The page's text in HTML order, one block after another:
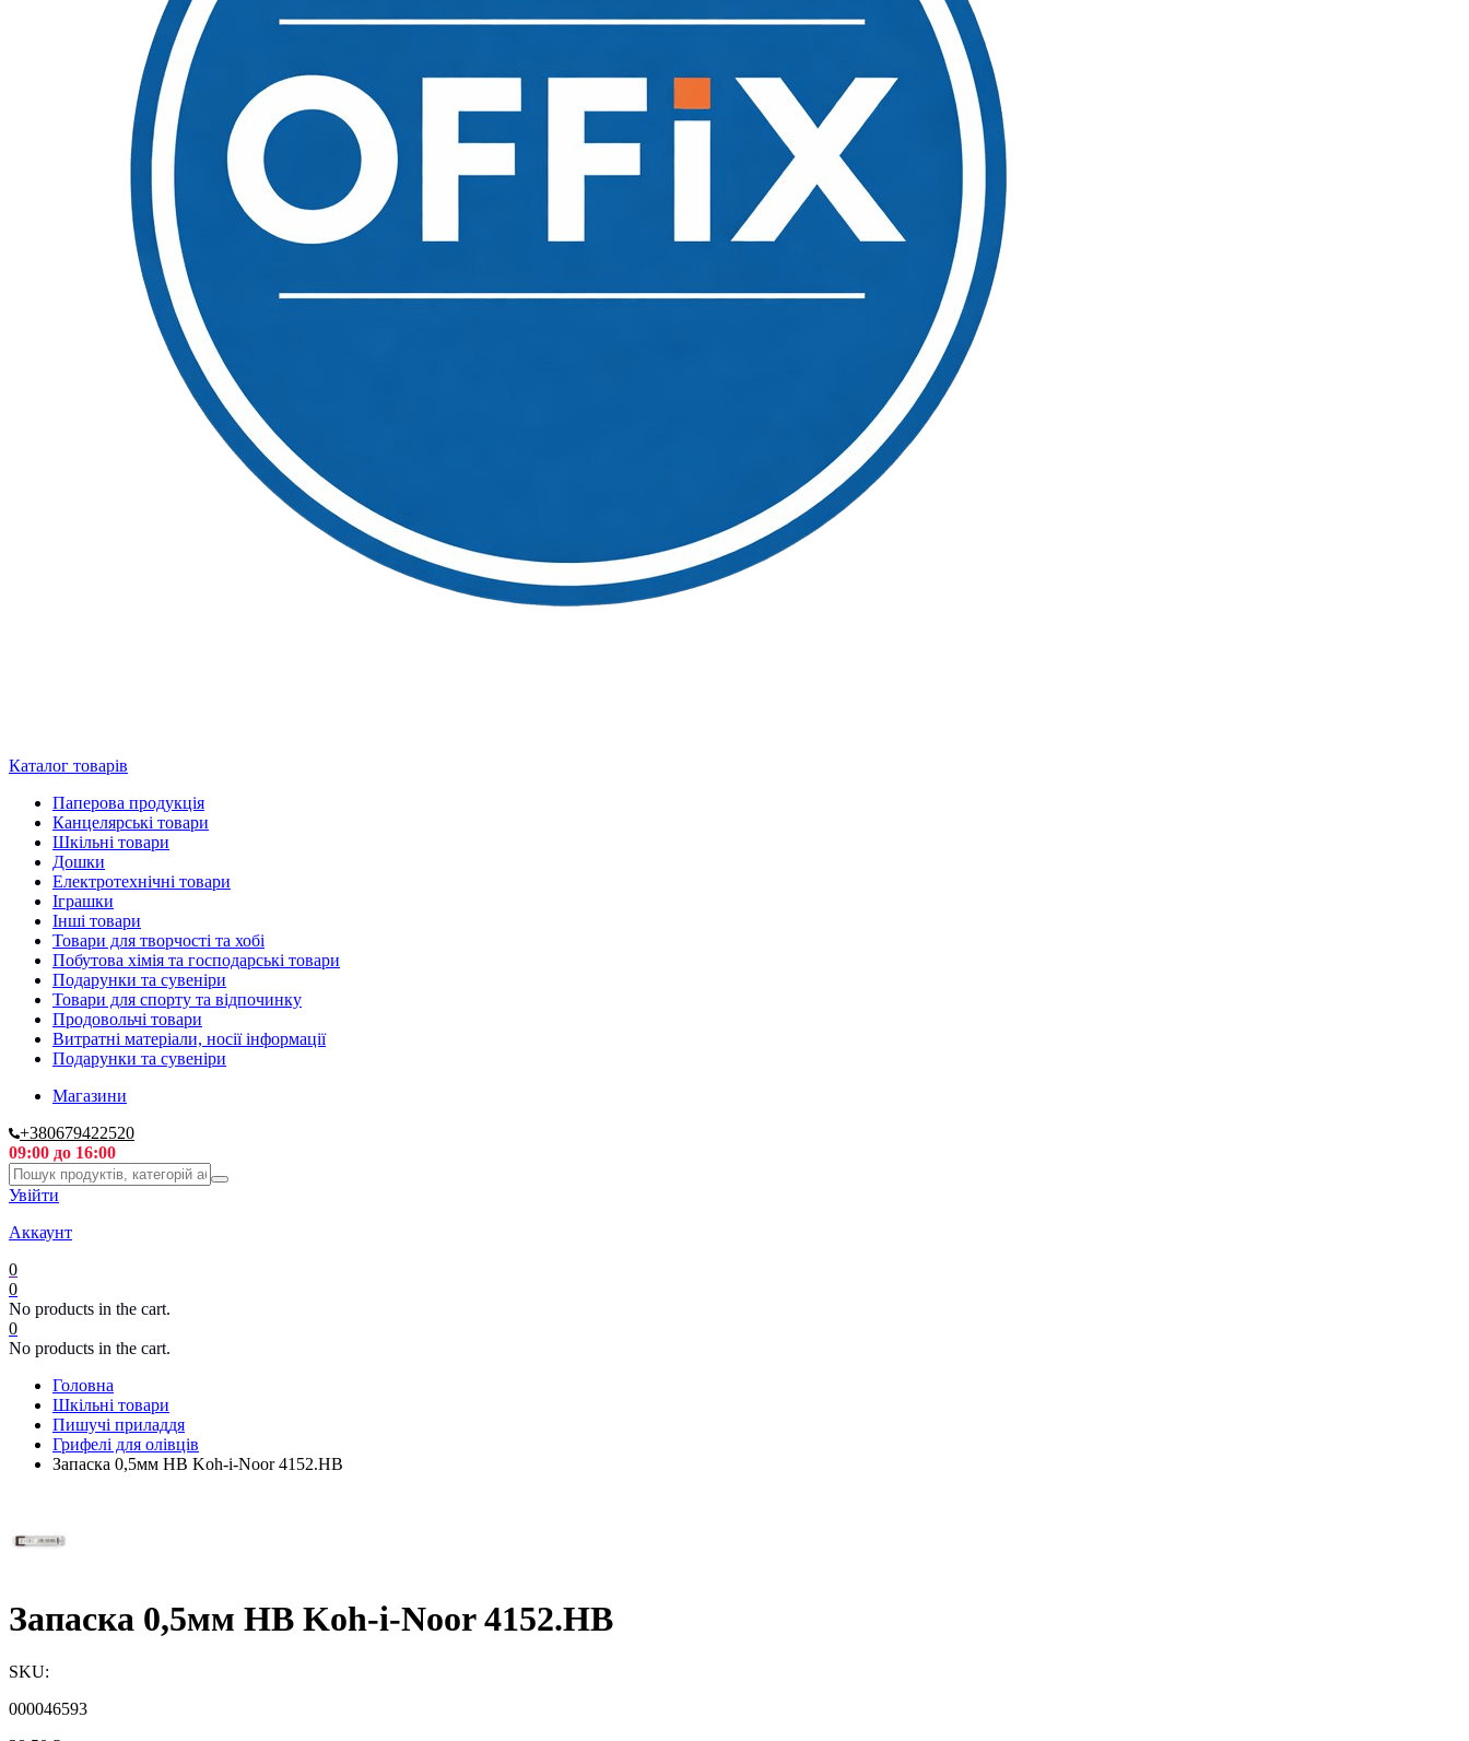
Каталог товарів
Паперова продукція
Канцелярські товари
Шкільні товари
Дошки
Електротехнічні товари
Іграшки
Інші товари
Товари для творчості та хобі
Побутова хімія та господарські товари
Подарунки та сувеніри
Товари для спорту та відпочинку
Продовольчі товари
Витратні матеріали, носії інформації
Подарунки та сувеніри
Магазини
+380679422520
09:00 до 16:00
Увійти
Аккаунт
0
0
No products in the cart.
0
No products in the cart.
Головна
Шкільні товари
Пишучі приладдя
Грифелі для олівців
Запаска 0,5мм НВ Koh-i-Noor 4152.НВ
Запаска 0,5мм НВ Koh-i-Noor 4152.НВ
SKU:
000046593